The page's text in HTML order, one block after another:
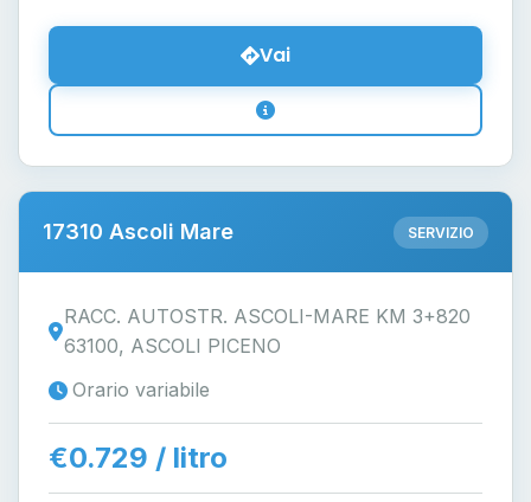
Vai
17310 Ascoli Mare SERVIZIO
RACC. AUTOSTR. ASCOLI-MARE KM 3+820
63100, ASCOLI PICENO
Orario variabile
€0.729 / litro